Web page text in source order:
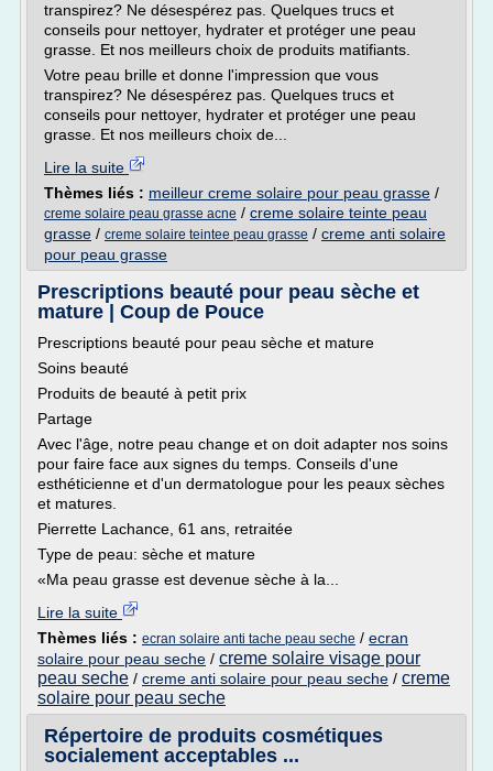
transpirez? Ne désespérez pas. Quelques trucs et
conseils pour nettoyer, hydrater et protéger une peau
grasse. Et nos meilleurs choix de produits matifiants.
Votre peau brille et donne l'impression que vous
transpirez? Ne désespérez pas. Quelques trucs et
conseils pour nettoyer, hydrater et protéger une peau
grasse. Et nos meilleurs choix de...
Lire la suite
Thèmes liés : meilleur creme solaire pour peau grasse /
creme solaire peau grasse acne / creme solaire teinte peau
grasse / creme solaire teintee peau grasse / creme anti solaire
pour peau grasse
Prescriptions beauté pour peau sèche et
mature | Coup de Pouce
Prescriptions beauté pour peau sèche et mature
Soins beauté
Produits de beauté à petit prix
Partage
Avec l'âge, notre peau change et on doit adapter nos soins
pour faire face aux signes du temps. Conseils d'une
esthéticienne et d'un dermatologue pour les peaux sèches
et matures.
Pierrette Lachance, 61 ans, retraitée
Type de peau: sèche et mature
«Ma peau grasse est devenue sèche à la...
Lire la suite
Thèmes liés : ecran solaire anti tache peau seche / ecran
solaire pour peau seche / creme solaire visage pour
peau seche / creme anti solaire pour peau seche / creme
solaire pour peau seche
Répertoire de produits cosmétiques
socialement acceptables ...